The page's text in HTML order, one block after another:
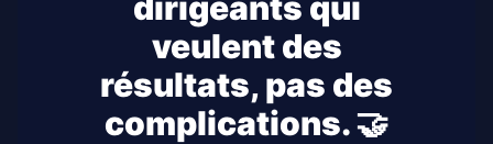
veulent des
résultats, pas des
complications. 🤝